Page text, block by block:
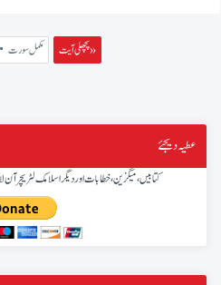
پچھلی آیت » مکمل سورت
عطیہ دیجئے
کتابیں، میگزین، خطابات اور دیگر اسلامک لٹریچر